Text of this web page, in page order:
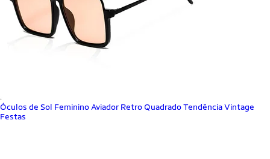
Óculos de Sol Feminino Aviador Retro Quadrado Tendência Vintage
Festas